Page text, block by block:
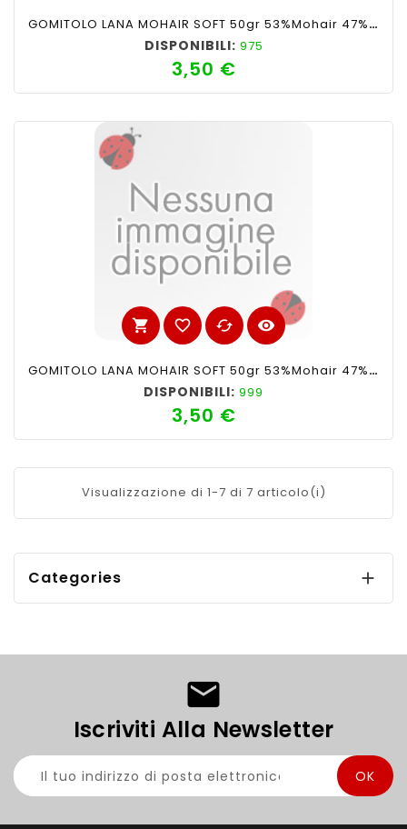
GOMITOLO LANA MOHAIR SOFT 50gr 53%Mohair 47%Acrilico COL CARTAZUCCHERO N°21
DISPONIBILI: 975
3,50 €Prezzo
shopping_cart favorite_border cached visibility
GOMITOLO LANA MOHAIR SOFT 50gr 53%Mohair 47%Acrilico COL MARRONE N°4
DISPONIBILI: 999
3,50 €Prezzo
Visualizzazione di 1-7 di 7 articolo(i)
Categories 
Iscriviti Alla Newsletter